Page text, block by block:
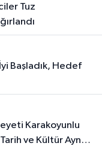
ve Kültür Aynı